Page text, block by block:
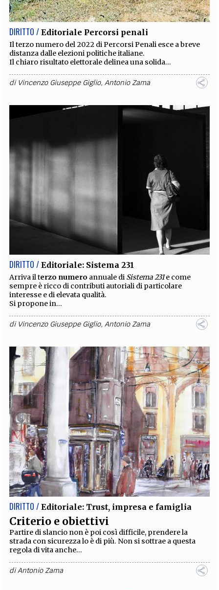
DIRITTO / Editoriale Percorsi penali
Il terzo numero del 2022 di Percorsi Penali esce a breve
distanza dalle elezioni politiche italiane.
Il chiaro risultato elettorale delinea una solida...
di Vincenzo Giuseppe Giglio,Antonio Zama
DIRITTO / Editoriale: Sistema 231
Arriva il terzo numero annuale di Sistema 231e come
sempre è ricco di contributi autoriali di particolare
interesse e di elevata qualità.
Si propone in...
di Vincenzo Giuseppe Giglio,Antonio Zama
DIRITTO / Editoriale: Trust, impresa e famiglia
Criterio e obiettivi
Partire di slancio non è poi così difficile, prendere la
strada con sicurezza lo è di più. Non si sottrae a questa
regola di vita anche...
diAntonio Zama